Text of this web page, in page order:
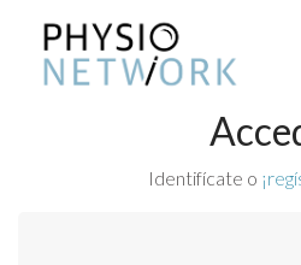
Identifícate o